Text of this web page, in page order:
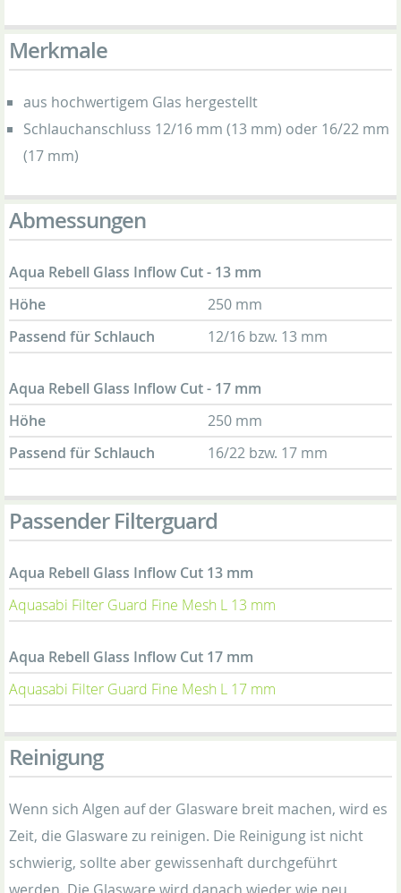
Merkmale
aus hochwertigem Glas hergestellt
Schlauchanschluss 12/16 mm (13 mm) oder 16/22 mm
(17 mm)
Abmessungen
Aqua Rebell Glass Inflow Cut - 13 mm
Höhe
250 mm
Passend für Schlauch
12/16 bzw. 13 mm
Aqua Rebell Glass Inflow Cut - 17 mm
Höhe
250 mm
Passend für Schlauch
16/22 bzw. 17 mm
Passender Filterguard
Aqua Rebell Glass Inflow Cut 13 mm
Aquasabi Filter Guard Fine Mesh L 13 mm
Aqua Rebell Glass Inflow Cut 17 mm
Aquasabi Filter Guard Fine Mesh L 17 mm
Reinigung
Wenn sich Algen auf der Glasware breit machen, wird es
Zeit, die Glasware zu reinigen. Die Reinigung ist nicht
schwierig, sollte aber gewissenhaft durchgeführt